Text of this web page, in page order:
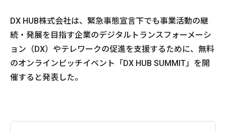
DX HUB株式会社は、緊急事態宣言下でも事業活動の継
続・発展を目指す企業のデジタルトランスフォーメーシ
ョン（DX）やテレワークの促進を⽀援するために、無料
のオンラインピッチイベント「DX HUB SUMMIT」を開
催すると発表した。